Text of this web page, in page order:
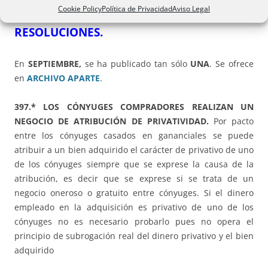
Cookie PolicyPolítica de PrivacidadAviso Legal
RESOLUCIONES.
En SEPTIEMBRE, se ha publicado tan sólo UNA. Se ofrece
en ARCHIVO APARTE.
397.* LOS CÓNYUGES COMPRADORES REALIZAN UN
NEGOCIO DE ATRIBUCIÓN DE PRIVATIVIDAD. Por pacto
entre los cónyuges casados en gananciales se puede
atribuir a un bien adquirido el carácter de privativo de uno
de los cónyuges siempre que se exprese la causa de la
atribución, es decir que se exprese si se trata de un
negocio oneroso o gratuito entre cónyuges. Si el dinero
empleado en la adquisición es privativo de uno de los
cónyuges no es necesario probarlo pues no opera el
principio de subrogación real del dinero privativo y el bien
adquirido